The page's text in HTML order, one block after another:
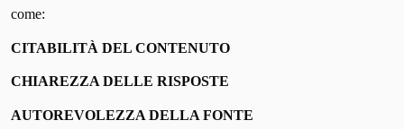
come:
CITABILITÀ DEL CONTENUTO
CHIAREZZA DELLE RISPOSTE
AUTOREVOLEZZA DELLA FONTE